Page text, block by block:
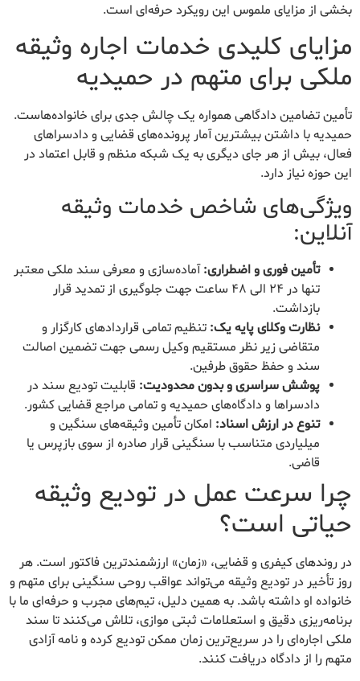
بخشی از مزایای ملموس این رویکرد حرفه‌ای است.
مزایای کلیدی خدمات اجاره وثیقه
ملکی برای متهم در حمیدیه
تأمین تضامین دادگاهی همواره یک چالش جدی برای خانواده‌هاست.
حمیدیه با داشتن بیشترین آمار پرونده‌های قضایی و دادسراهای
فعال، بیش از هر جای دیگری به یک شبکه منظم و قابل اعتماد در
این حوزه نیاز دارد.
ویژگی‌های شاخص خدمات وثیقه
آنلاین:
تأمین فوری و اضطراری:آماده‌سازی و معرفی سند ملکی معتبر
تنها در ۲۴ الی ۴۸ ساعت جهت جلوگیری از تمدید قرار
بازداشت.
نظارت وکلای پایه یک: تنظیم تمامی قراردادهای کارگزار و
متقاضی زیر نظر مستقیم وکیل رسمی جهت تضمین اصالت
سند و حفظ حقوق طرفین.
پوشش سراسری و بدون محدودیت: قابلیت تودیع سند در
دادسراها و دادگاه‌های حمیدیه و تمامی مراجع قضایی کشور.
تنوع در ارزش اسناد: امکان تأمین وثیقه‌های سنگین و
میلیاردی متناسب با سنگینی قرار صادره از سوی بازپرس یا
قاضی.
چرا سرعت عمل در تودیع وثیقه
حیاتی است؟
در روندهای کیفری و قضایی، «زمان» ارزشمندترین فاکتور است. هر
روز تأخیر در تودیع وثیقه می‌تواند عواقب روحی سنگینی برای متهم و
خانواده او داشته باشد. به همین دلیل، تیم‌های مجرب و حرفه‌ای ما با
برنامه‌ریزی دقیق و استعلامات ثبتی موازی، تلاش می‌کنند تا سند
ملکی اجاره‌ای را در سریع‌ترین زمان ممکن تودیع کرده و نامه آزادی
متهم را از دادگاه دریافت کنند.